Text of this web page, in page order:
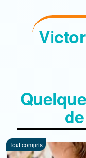
Tout compris